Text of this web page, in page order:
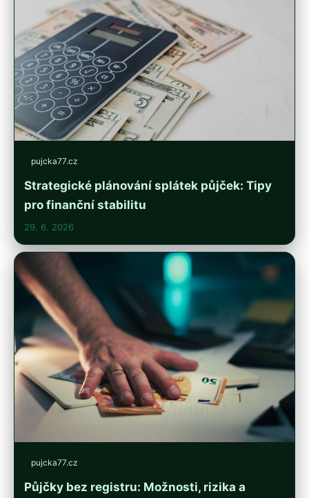
pujcka77.cz
Strategické plánování splátek půjček: Tipy
pro finanční stabilitu
29. 6. 2026
pujcka77.cz
Půjčky bez registru: Možnosti, rizika a